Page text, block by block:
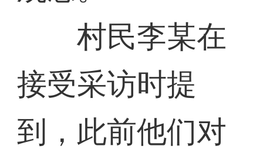
村民李某在
接受采访时提
到，此前他们对